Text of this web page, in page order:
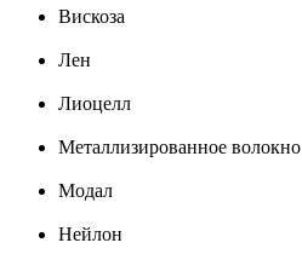
Вискоза
Лен
Лиоцелл
Металлизированное волокно
Модал
Нейлон